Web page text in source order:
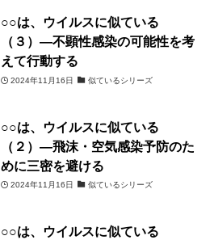
○○は、ウイルスに似ている
（３）―不顕性感染の可能性を考
えて行動する
2024年11月16日 似ているシリーズ
○○は、ウイルスに似ている
（２）―飛沫・空気感染予防のた
めに三密を避ける
2024年11月16日 似ているシリーズ
○○は、ウイルスに似ている